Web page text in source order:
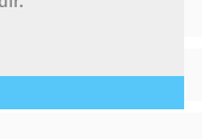
mimarisi nedir?